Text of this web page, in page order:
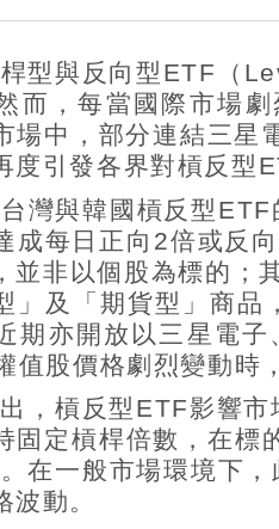
型與反向型 ETF （
而，每當國際市場
場中，部分連結三星
度引發各界對槓反型
灣與韓國槓反型 ETF
成每日正向 2倍或反向
並非以個股為標的；
」及「期貨型」商
期亦開放以三星電子
值股價格劇烈變動時
，槓反型 ETF影響市
固定槓桿倍數，在標
在一般市場環境下
動。